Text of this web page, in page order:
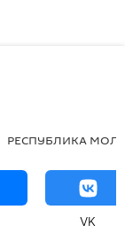
РЕСПУБЛИКА
VK